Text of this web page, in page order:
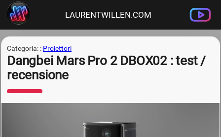
LAURENTWILLEN.COM
Categoria: : Proiettori
Dangbei Mars Pro 2 DBOX02 : test /
recensione